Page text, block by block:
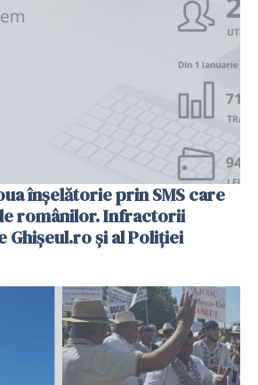
înșelătorie prin SMS care
românilor. Infractorii
Ghișeul.ro și al Poliției